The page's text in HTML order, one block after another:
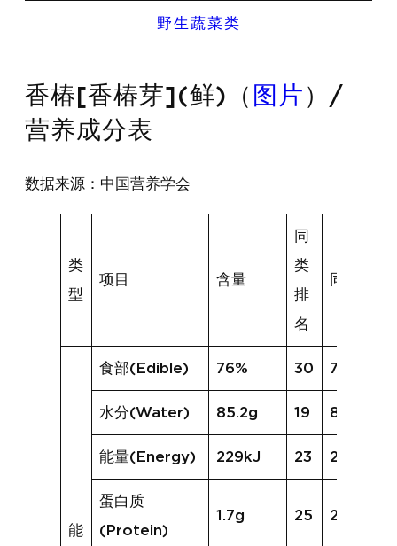
野生蔬菜类
香椿[香椿芽](鲜)（ 图片 ）/
营养成分表
数据来源：中国营养学会
类
型
项目 含量
同
类
排
名
同类均值
能
食部(Edible) 76% 30 77%
水分(Water) 85.2g 19 84.1g
能量(Energy) 229kJ 23 254kJ
蛋白质
(Protein)
1.7g 25 2.5g